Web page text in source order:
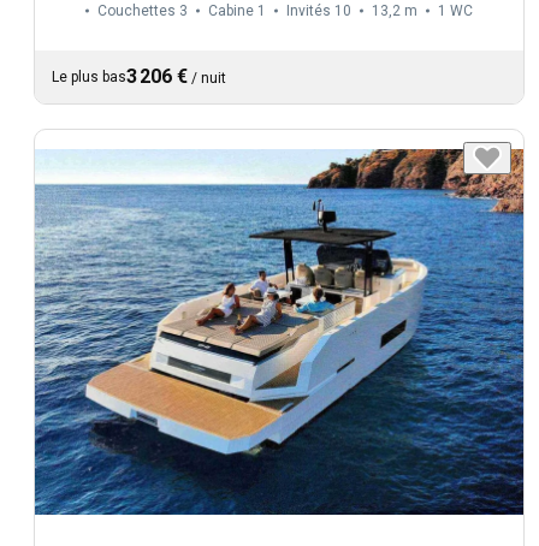
Couchettes 3 Cabine 1 Invités 10 13,2 m 1 WC
Le plus bas3 206 € / nuit